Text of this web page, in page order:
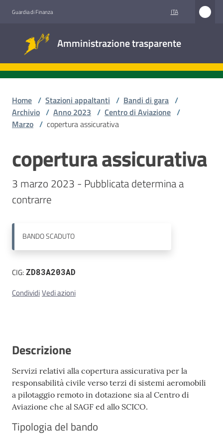
Guardia di Finanza ITA
Amministrazione trasparente
trasparente
Accesso
Stazioni
appaltanti
Contatti
Home / Stazioni appaltanti / Bandi di gara /
Archivio / Anno 2023 / Centro di Aviazione /
Marzo / copertura assicurativa
Salta al contenuto
copertura assicurativa
3 marzo 2023 - Pubblicata determina a
contrarre
BANDOSCADUTO
CIG:ZD83A203AD
CondividiVedi azioni
Descrizione
Servizi relativi alla copertura assicurativa per la
responsabilità civile verso terzi di sistemi aeromobili
a pilotaggio remoto in dotazione sia al Centro di
Aviazione che al SAGF ed allo SCICO.
Tipologia del bando